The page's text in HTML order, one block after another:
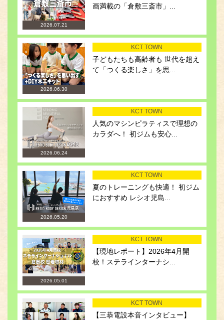
2026.07.21
画満載の「倉敷三斎市」...
2026.06.30
KCT TOWN
子どもたちも高齢者も 世代を超え
て「つくる楽しさ」を思...
2026.06.24
KCT TOWN
人気のマシンピラティスで理想の
カラダへ！ 初ジムも安心...
2026.05.20
KCT TOWN
夏のトレーニングも快適！ 初ジム
におすすめ レシオ児島...
2026.05.01
KCT TOWN
【現地レポート】2026年4月開
校！ステラインターナシ...
KCT TOWN
【三恭電設本音インタビュー】